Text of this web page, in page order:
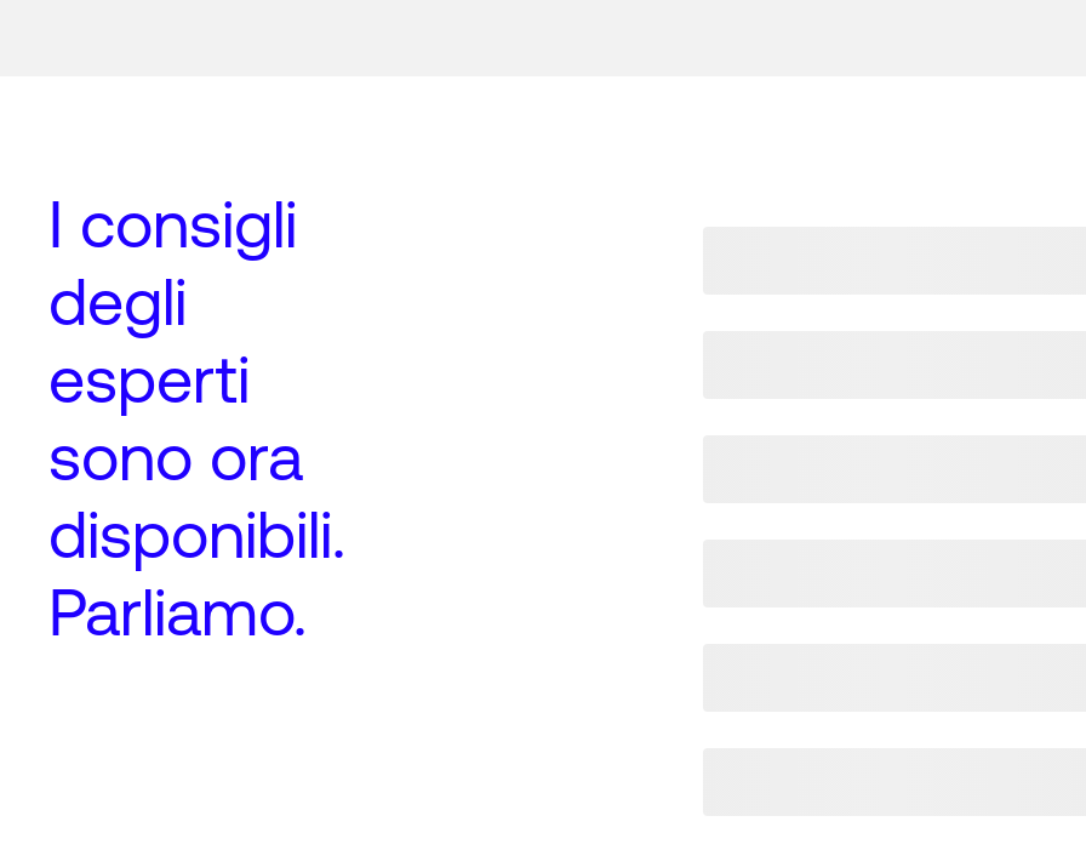
I consigli
degli
esperti
sono ora
disponibili.
Parliamo.